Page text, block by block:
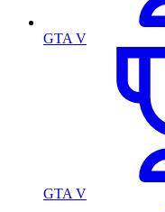
GTA V
GTA V